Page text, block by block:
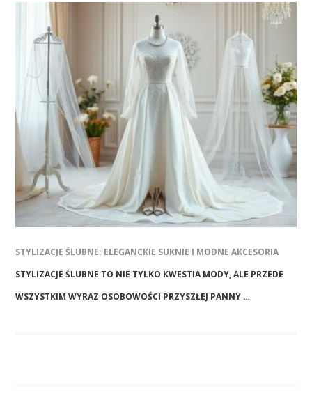
STYLIZACJE ŚLUBNE: ELEGANCKIE SUKNIE I MODNE AKCESORIA
STYLIZACJE ŚLUBNE TO NIE TYLKO KWESTIA MODY, ALE PRZEDE
WSZYSTKIM WYRAZ OSOBOWOŚCI PRZYSZŁEJ PANNY …